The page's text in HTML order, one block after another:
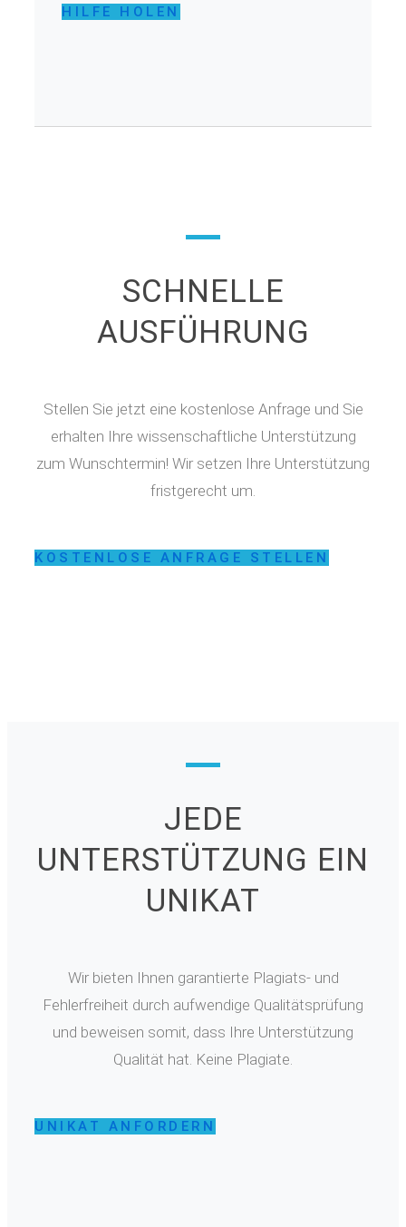
HILFE HOLEN
SCHNELLE
AUSFÜHRUNG
Stellen Sie jetzt eine kostenlose Anfrage und Sie
erhalten Ihre wissenschaftliche Unterstützung
zum Wunschtermin! Wir setzen Ihre Unterstützung
fristgerecht um.
KOSTENLOSE ANFRAGE STELLEN
JEDE
UNTERSTÜTZUNG EIN
UNIKAT
Wir bieten Ihnen garantierte Plagiats- und
Fehlerfreiheit durch aufwendige Qualitätsprüfung
und beweisen somit, dass Ihre Unterstützung
Qualität hat. Keine Plagiate.
UNIKAT ANFORDERN